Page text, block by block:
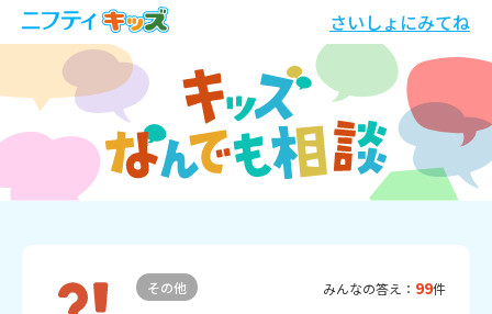
さいしょにみてね
その他 みんなの答え： 99件